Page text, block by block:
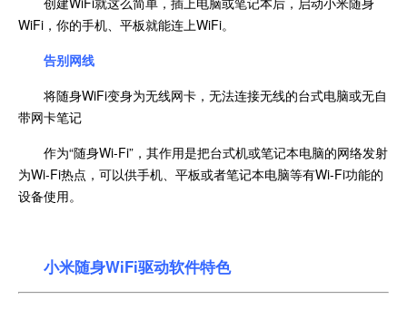
WiFi，你的手机、平板就能连上WiFi。
告别网线
将随身WiFi变身为无线网卡，无法连接无线的台式电脑或无自
带网卡笔记
作为“随身Wi-Fi”，其作用是把台式机或笔记本电脑的网络发射
为Wi-Fi热点，可以供手机、平板或者笔记本电脑等有Wi-Fi功能的
设备使用。
小米随身WiFi驱动软件特色